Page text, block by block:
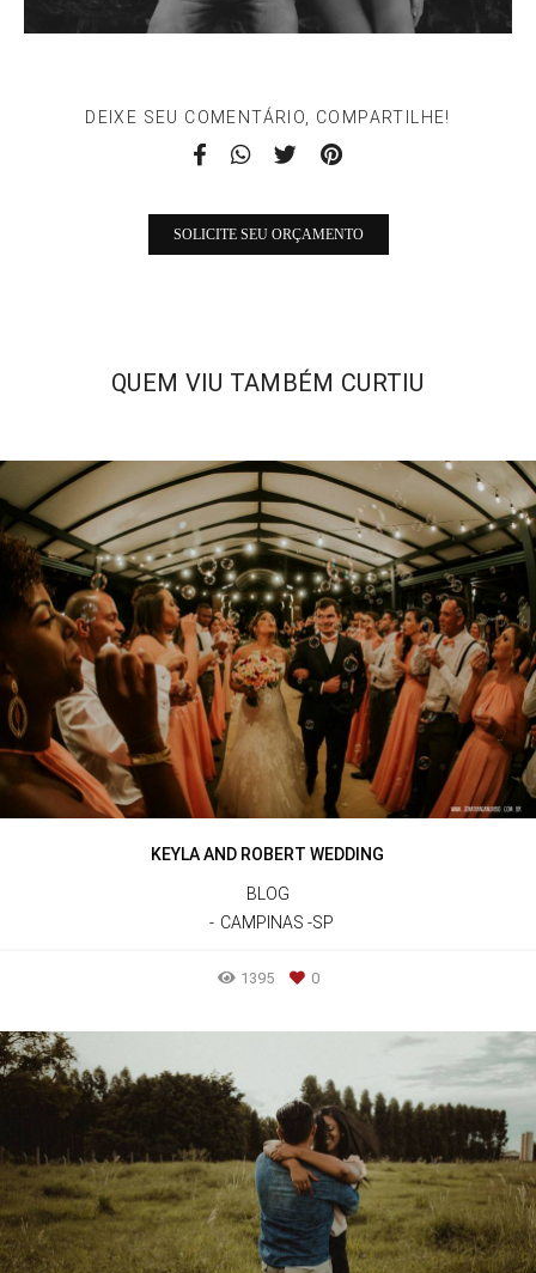
DEIXE SEU COMENTÁRIO, COMPARTILHE!
SOLICITE SEU ORÇAMENTO
QUEM VIU TAMBÉM CURTIU
KEYLA AND ROBERT WEDDING
BLOG
CAMPINAS -SP
1395 0